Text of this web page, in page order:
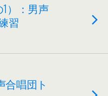
1）：男声
習
合唱団ト